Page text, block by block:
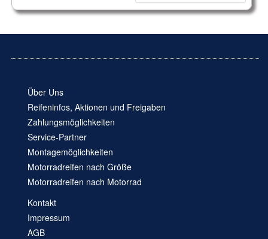
Über Uns
Reifeninfos, Aktionen und Freigaben
Zahlungsmöglichkeiten
Service-Partner
Montagemöglichkeiten
Motorradreifen nach Größe
Motorradreifen nach Motorrad
Kontakt
Impressum
AGB